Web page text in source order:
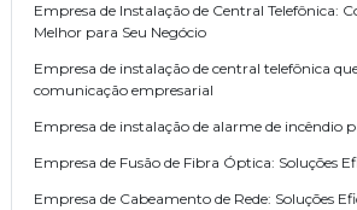
Empresa de Instalação de Central Telefônica:
Melhor para Seu Negócio
Empresa de instalação de central telefônica
comunicação empresarial
Empresa de instalação de alarme de incêndio
Empresa de Fusão de Fibra Óptica: Soluções
Empresa de Cabeamento de Rede: Soluções